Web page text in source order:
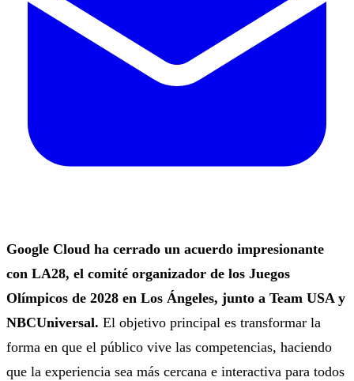
Google Cloud ha cerrado un acuerdo impresionante
con LA28, el comité organizador de los Juegos
Olímpicos de 2028 en Los Ángeles, junto a Team USA y
NBCUniversal. El objetivo principal es transformar la
forma en que el público vive las competencias, haciendo
que la experiencia sea más cercana e interactiva para todos